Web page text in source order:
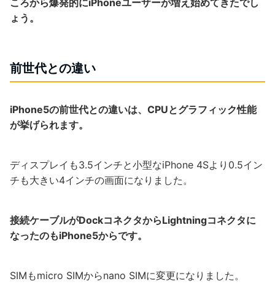
ころから爆発的にiPhoneユーザーが増え始めてきたでし
ょう。
前世代との違い
iPhone5の前世代との違いは、CPUとグラフィック性能
が挙げられます。
ディスプレイも3.5インチと小型なiPhone 4Sより0.5イン
チも大きい4インチの画面になりました。
接続ケーブルがDockコネクタからLightningコネクタに
なったのもiPhone5からです。
SIMもmicro SIMからnano SIMに変更になりました。